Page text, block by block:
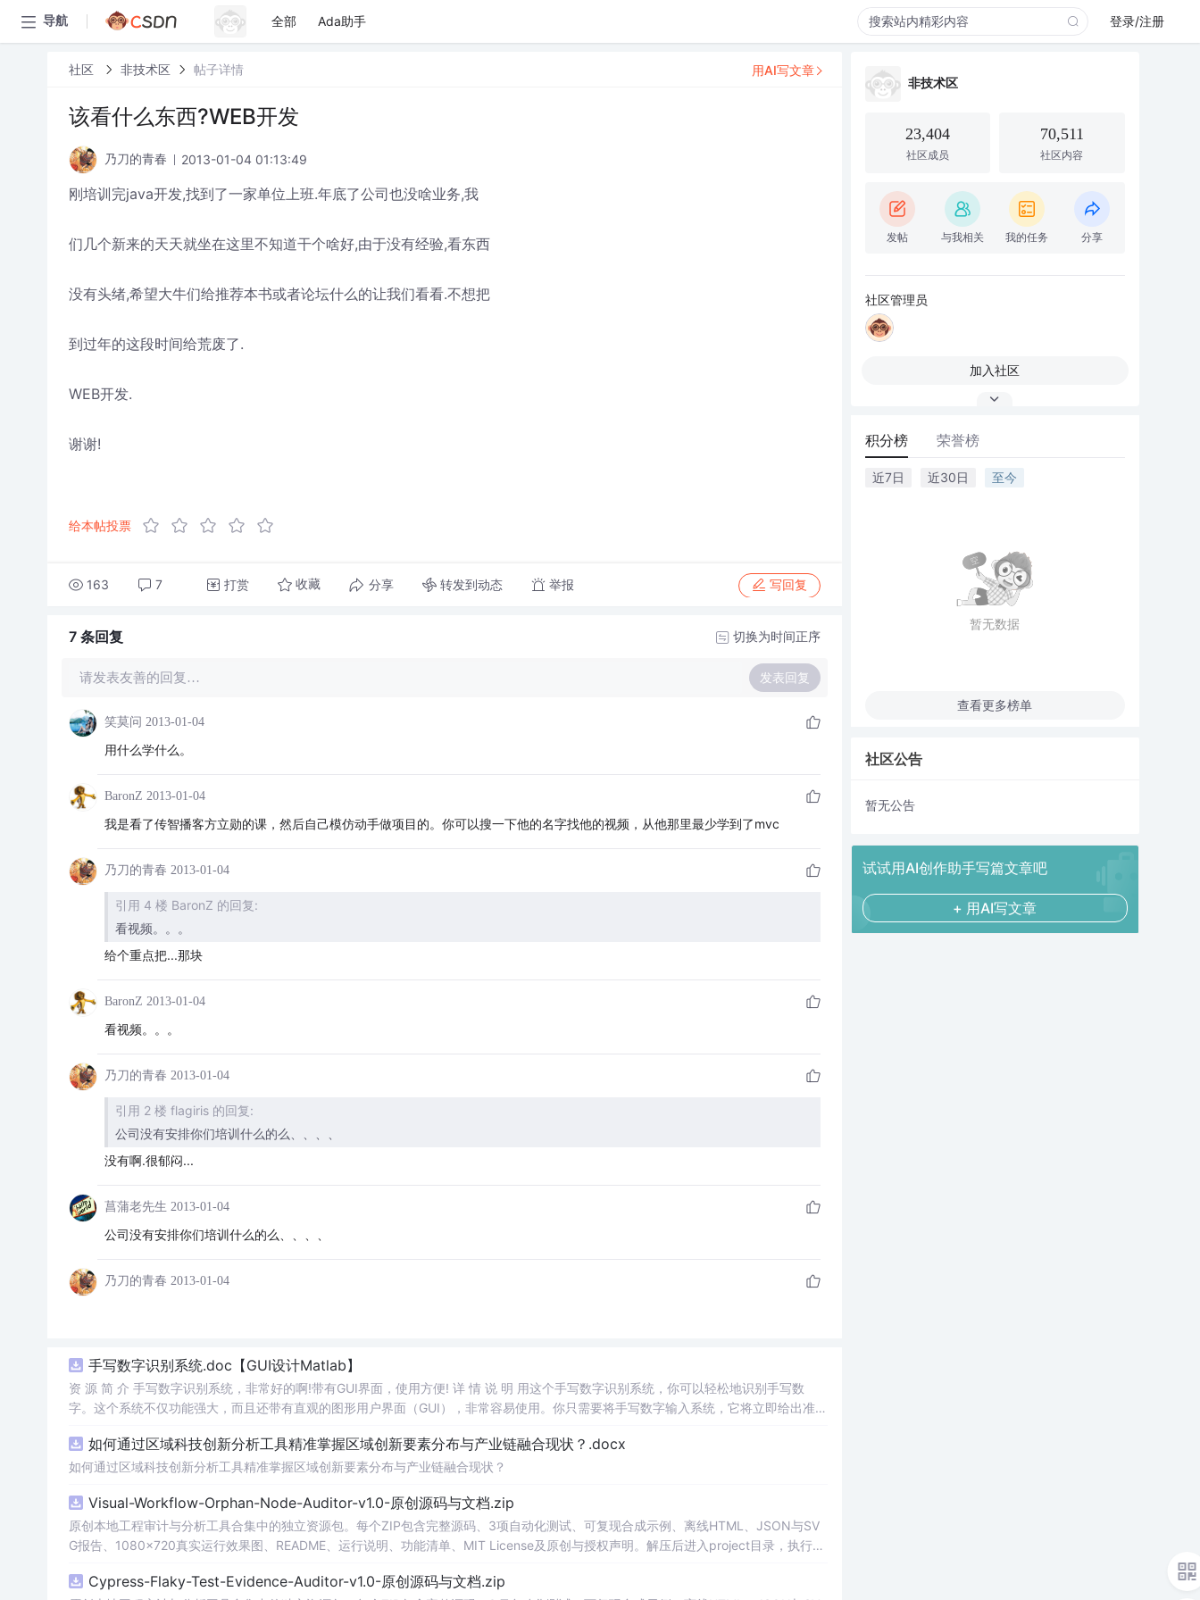
导航 全部 Ada助手 登录/注册
社区 非技术区 帖子详情
该看什么东西?WEB开发
乃刀的青春 2013-01-04 01:13:49
刚培训完java开发,找到了一家单位上班.年底了公司也没啥业务,我
们几个新来的天天就坐在这里不知道干个啥好,由于没有经验,看东西
没有头绪,希望大牛们给推荐本书或者论坛什么的让我们看看.不想把
到过年的这段时间给荒废了.
WEB开发.
谢谢!
给本帖投票
163 7 打赏 收藏 分享 转发到动态 举报 写回复
用AI写文章
7 条回复 切换为时间正序
请发表友善的回复… 发表回复
笑莫问 2013-01-04
用什么学什么。
BaronZ 2013-01-04
我是看了传智播客方立勋的课，然后自己模仿动手做项目的。你可以搜一下他的名字找他的视频，从他那里最少学到了mvc
乃刀的青春 2013-01-04
引用 4 楼 BaronZ 的回复:
看视频。。。
给个重点把...那块
BaronZ 2013-01-04
看视频。。。
乃刀的青春 2013-01-04
引用 2 楼 flagiris 的回复:
公司没有安排你们培训什么的么、、、、
没有啊.很郁闷...
菖蒲老先生 2013-01-04
公司没有安排你们培训什么的么、、、、
乃刀的青春 2013-01-04
手写数字识别系统.doc【GUI设计Matlab】
资 源 简 介 手写数字识别系统，非常好的啊!带有GUI界面，使用方便! 详 情 说 明 用这个手写数字识别系统，你可以轻松地识别手写数
字。这个系统不仅功能强大，而且还带有直观的图形用户界面（GUI），非常容易使用。你只需要将手写数字输入系统，它将立即给出准确
便和实用的工具，你一定会喜欢它的！
如何通过区域科技创新分析工具精准掌握区域创新要素分布与产业链融合现状？.docx
如何通过区域科技创新分析工具精准掌握区域创新要素分布与产业链融合现状？
Visual-Workflow-Orphan-Node-Auditor-v1.0-原创源码与文档.zip
原创本地工程审计与分析工具合集中的独立资源包。每个ZIP包含完整源码、3项自动化测试、可复现合成示例、离线HTML、JSON与SV
G报告、1080×720真实运行效果图、README、运行说明、功能清单、MIT License及原创与授权声明。解压后进入project目录，执行np
源码、Logo、官方截图、论文、生产日志或其他受限素材。适合前端开发、AI应用工程、测试审计和课程实践。
Cypress-Flaky-Test-Evidence-Auditor-v1.0-原创源码与文档.zip
非技术区
23,404
社区成员
70,511
社区内容
发帖 与我相关 我的任务 分享
社区管理员
加入社区
积分榜 荣誉榜
近7日 近30日 至今
暂无数据
查看更多榜单
社区公告
暂无公告
试试用AI创作助手写篇文章吧
+ 用AI写文章